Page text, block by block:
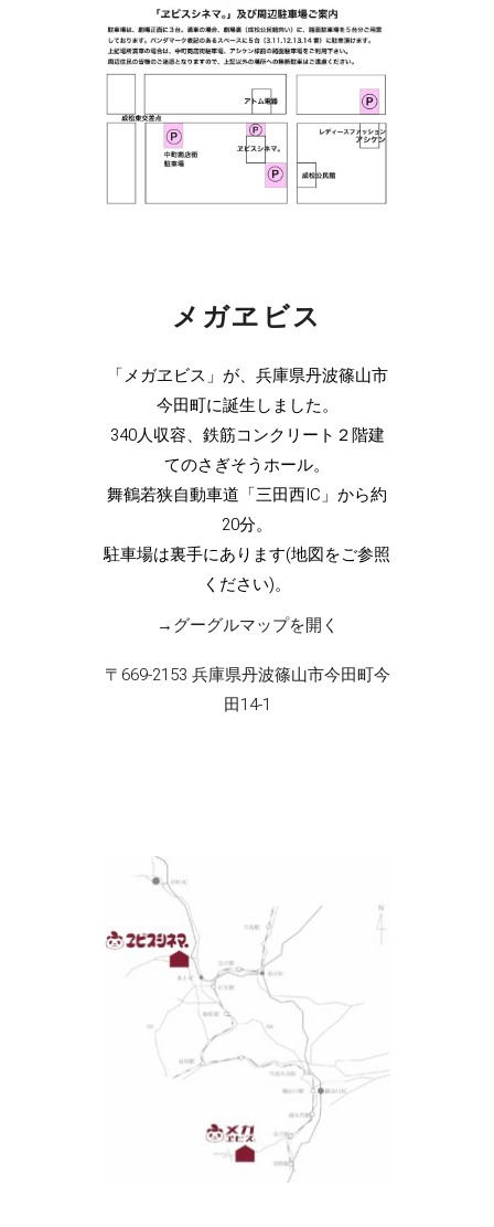
メガヱビス
「メガヱビス」が、兵庫県丹波篠山市
今田町に誕生しました。
340人収容、鉄筋コンクリート２階建
てのさぎそうホール。
舞鶴若狭自動車道「三田西IC」から約
20分。
駐車場は裏手にあります(地図をご参照
ください)。
→グーグルマップを開く
〒669-2153 兵庫県丹波篠山市今田町今
田14-1